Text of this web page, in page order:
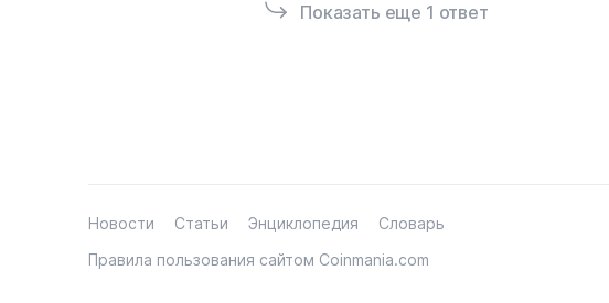
Показать еще 1 ответ
Новости Статьи Энциклопедия
Словарь
Правила пользования сайтом Coinmania.com